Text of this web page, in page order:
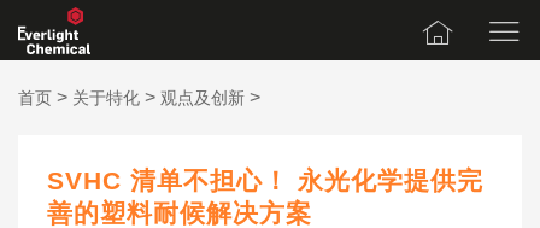
首页 > 关于特化 > 观点及创新 >
SVHC 清单不担心！ 永光化学提供完
善的塑料耐候解决方案